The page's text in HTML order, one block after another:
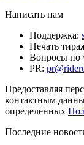
Написать нам
Поддержка:
Печать
Вопросы по
PR:
Предоставляя
контактным
определенных
Последние